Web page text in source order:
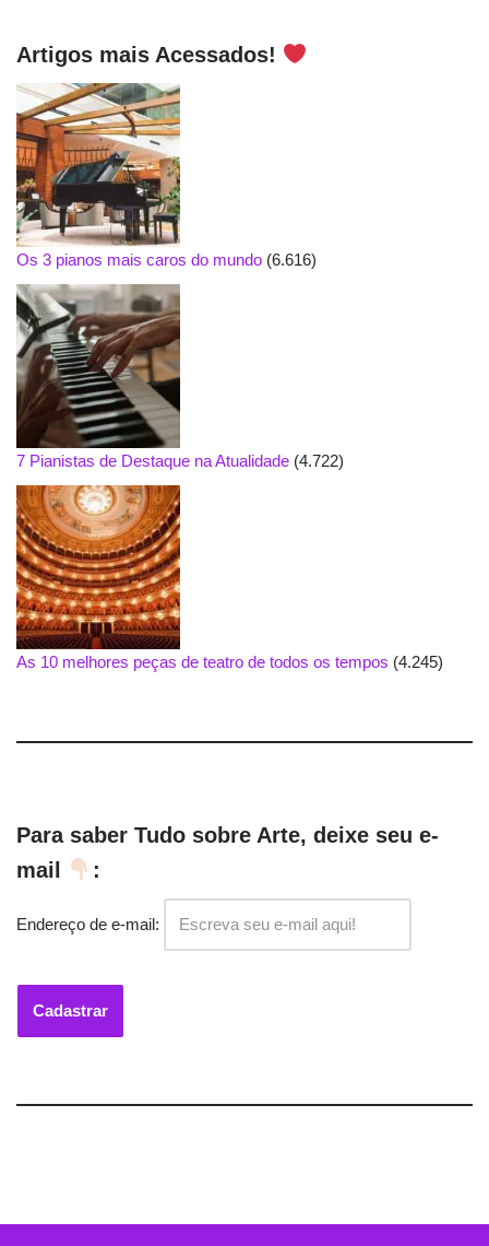
Artigos mais Acessados!
Os 3 pianos mais caros do mundo (6.616)
7 Pianistas de Destaque na Atualidade (4.722)
As 10 melhores peças de teatro de todos os tempos (4.245)
Para saber Tudo sobre Arte, deixe seu e-
mail
:
Endereço de e-mail: